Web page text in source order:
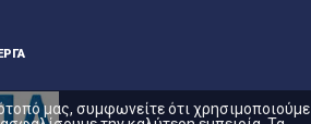
μας, συμφωνείτε ότι χρησιμοποιούμε